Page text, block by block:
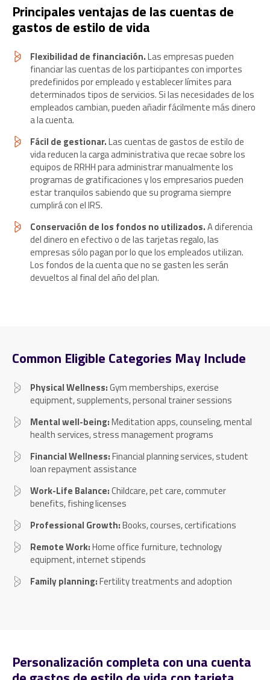
Principales ventajas de las cuentas de
gastos de estilo de vida
Flexibilidad de financiación.Las empresas pueden
financiar las cuentas de los participantes con importes
predefinidos por empleado y establecer límites para
determinados tipos de servicios. Si las necesidades de los
empleados cambian, pueden añadir fácilmente más dinero
a la cuenta.
Fácil de gestionar.Las cuentas de gastos de estilo de
vida reducen la carga administrativa que recae sobre los
equipos de RRHH para administrar manualmente los
programas de gratificaciones y los empresarios pueden
estar tranquilos sabiendo que su programa siempre
cumplirá con el IRS.
Conservación de los fondos no utilizados.A diferencia
del dinero en efectivo o de las tarjetas regalo, las
empresas sólo pagan por lo que los empleados utilizan.
Los fondos de la cuenta que no se gasten les serán
devueltos al final del año del plan.
Common Eligible Categories May Include
Physical Wellness:Gym memberships, exercise
equipment, supplements, personal trainer sessions
Mental well-being:Meditation apps, counseling, mental
health services, stress management programs
Financial Wellness:Financial planning services, student
loan repayment assistance
Work-Life Balance:Childcare, pet care, commuter
benefits, fishing licenses
Professional Growth:Books, courses, certifications
Remote Work:Home office furniture, technology
equipment, internet stipends
Family planning:Fertility treatments and adoption
Personalización completa con una cuenta